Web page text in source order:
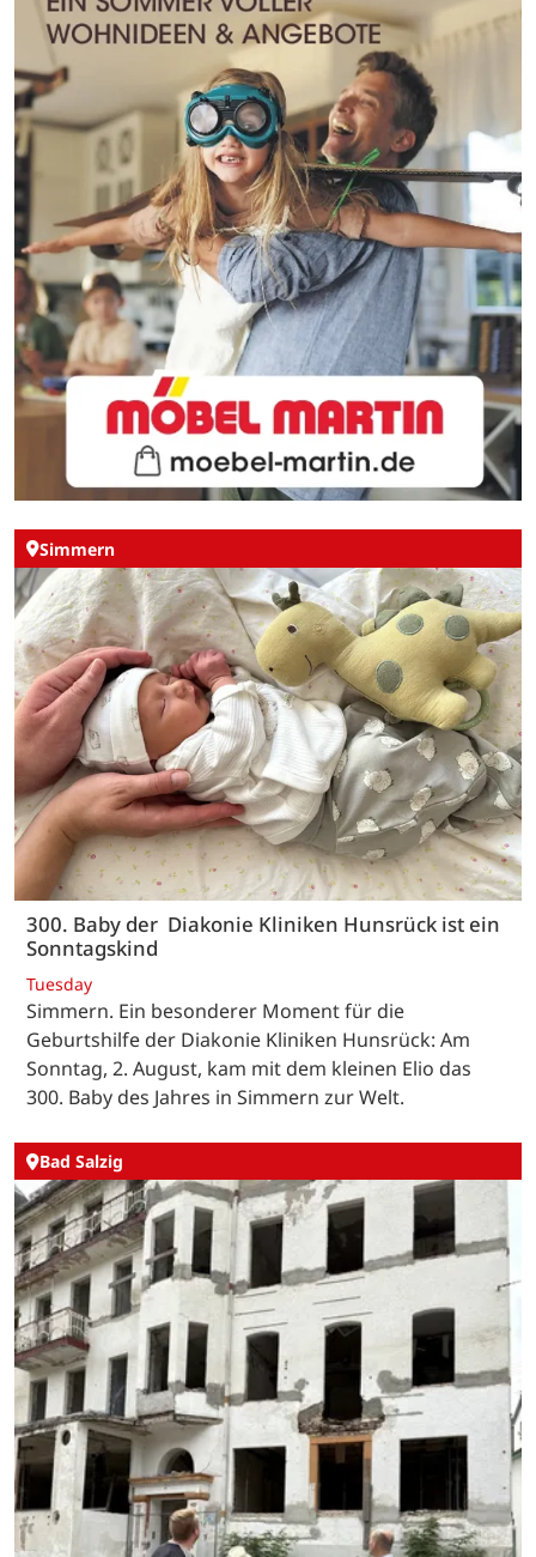
Simmern
300. Baby der Diakonie Kliniken Hunsrück ist ein
Sonntagskind
Tuesday
Simmern. Ein besonderer Moment für die
Geburtshilfe der Diakonie Kliniken Hunsrück: Am
Sonntag, 2. August, kam mit dem kleinen Elio das
300. Baby des Jahres in Simmern zur Welt.
Bad Salzig